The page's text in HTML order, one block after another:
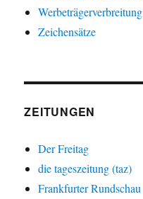
Werbeträgerverbreitung
Zeichensätze
ZEITUNGEN
Der Freitag
die tageszeitung (taz)
Frankfurter Rundschau